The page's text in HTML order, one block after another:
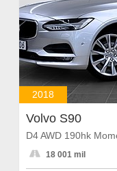
2018
Volvo S90
D4 AWD 190hk
 18 001 mil